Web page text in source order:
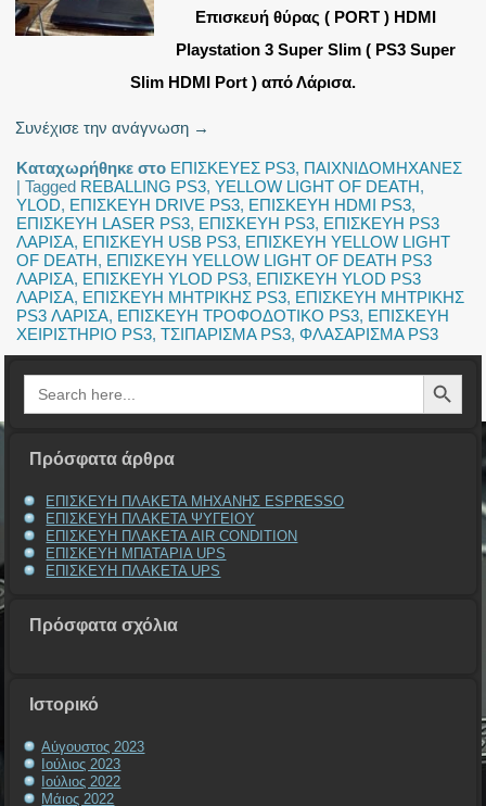
Επισκευή θύρας ( PORT ) HDMI
Playstation 3 Super Slim ( PS3 Super
Slim HDMI Port ) από Λάρισα.
Συνέχισε την ανάγνωση →
Καταχωρήθηκε στο ΕΠΙΣΚΕΥΕΣ PS3, ΠΑΙΧΝΙΔΟΜΗΧΑΝΕΣ
|Tagged REBALLING PS3,YELLOW LIGHT OF DEATH,
YLOD, ΕΠΙΣΚΕΥΗ DRIVE PS3, ΕΠΙΣΚΕΥΗ HDMI PS3,
ΕΠΙΣΚΕΥΗ LASER PS3, ΕΠΙΣΚΕΥΗ PS3, ΕΠΙΣΚΕΥΗ PS3
ΛΑΡΙΣΑ, ΕΠΙΣΚΕΥΗ USB PS3, ΕΠΙΣΚΕΥΗ YELLOW LIGHT
OF DEATH, ΕΠΙΣΚΕΥΗ YELLOW LIGHT OF DEATH PS3
ΛΑΡΙΣΑ, ΕΠΙΣΚΕΥΗ YLOD PS3, ΕΠΙΣΚΕΥΗ YLOD PS3
ΛΑΡΙΣΑ, ΕΠΙΣΚΕΥΗ ΜΗΤΡΙΚΗΣ PS3, ΕΠΙΣΚΕΥΗ ΜΗΤΡΙΚΗΣ
PS3 ΛΑΡΙΣΑ, ΕΠΙΣΚΕΥΗ ΤΡΟΦΟΔΟΤΙΚΟ PS3, ΕΠΙΣΚΕΥΗ
ΧΕΙΡΙΣΤΗΡΙΟ PS3,ΤΣΙΠΑΡΙΣΜΑ PS3,ΦΛΑΣΑΡΙΣΜΑ PS3
Search
for:
Search Button
Πρόσφατα άρθρα
ΕΠΙΣΚΕΥΗ ΠΛΑΚΕΤΑ ΜΗΧΑΝΗΣ ESPRESSO
ΕΠΙΣΚΕΥΗ ΠΛΑΚΕΤΑ ΨΥΓΕΙΟΥ
ΕΠΙΣΚΕΥΗ ΠΛΑΚΕΤΑ AIR CONDITION
ΕΠΙΣΚΕΥΗ ΜΠΑΤΑΡΙΑ UPS
ΕΠΙΣΚΕΥΗ ΠΛΑΚΕΤΑ UPS
Πρόσφατα σχόλια
Ιστορικό
Αύγουστος 2023
Ιούλιος 2023
Ιούλιος 2022
Μάιος 2022